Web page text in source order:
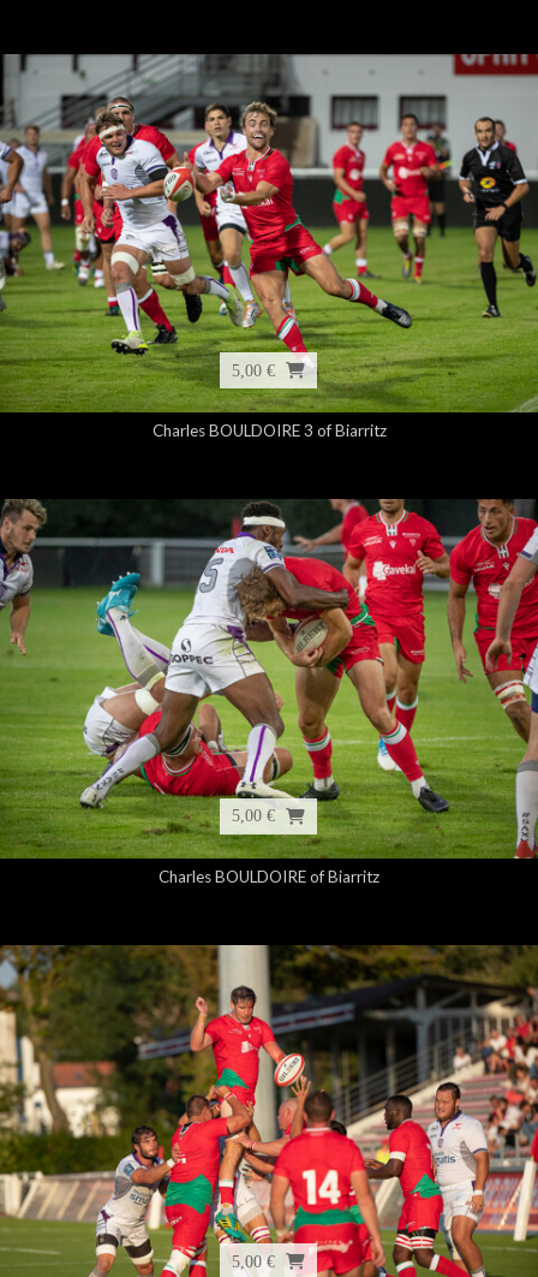
5,00 €
Charles BOULDOIRE 3 of Biarritz
5,00 €
Charles BOULDOIRE of Biarritz
5,00 €